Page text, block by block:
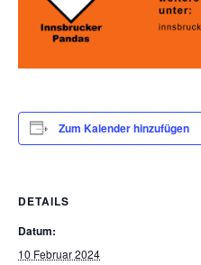
Zum Kalender hinzufügen
DETAILS
Datum:
10 Februar 2024